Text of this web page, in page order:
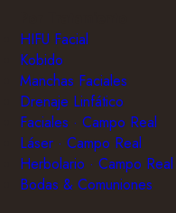
HIFU Facial
Kobido
Manchas Faciales
Drenaje Linfático
Faciales · Campo Real
Láser · Campo Real
Herbolario · Campo Real
Bodas & Comuniones